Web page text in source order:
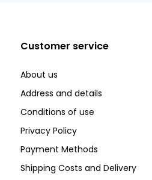
Customer service
About us
Address and details
Conditions of use
Privacy Policy
Payment Methods
Shipping Costs and Delivery